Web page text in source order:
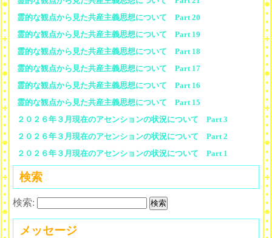
霊的な観点から見た共産主義思想について Part 20
霊的な観点から見た共産主義思想について Part 19
霊的な観点から見た共産主義思想について Part 18
霊的な観点から見た共産主義思想について Part 17
霊的な観点から見た共産主義思想について Part 16
霊的な観点から見た共産主義思想について Part 15
２０２６年３月現在のアセンションの状況について Part 3
２０２６年３月現在のアセンションの状況について Part 2
２０２６年３月現在のアセンションの状況について Part 1
検索
検索:
メッセージ